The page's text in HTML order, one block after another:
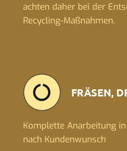
achten daher bei der
Recycling-Maßnahmen.
FRÄSEN,
Komplette Anarbeitung
nach Kundenwunsch